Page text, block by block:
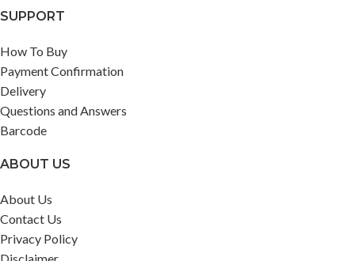
SUPPORT
How To Buy
Payment Confirmation
Delivery
Questions and Answers
Barcode
ABOUT US
About Us
Contact Us
Privacy Policy